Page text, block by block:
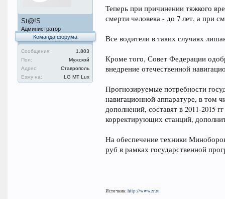
St@!S
Администратор
Команда форума
Сообщения:
1.803
Пол:
Мужской
Адрес:
Ставрополь
Езжу на:
LG MT Lux
Теперь при причинении тяжкого
смерти человека - до 7 лет, а при
Все водители в таких случаях
Кроме того, Совет Федерации
внедрение отечественной
Прогнозируемые потребности
навигационной аппаратуре, в том
дополнений, составят в 2011-2015
корректирующих станций,
На обеспечение техники
руб в рамках государственной
Источник: http://www.zr.ru